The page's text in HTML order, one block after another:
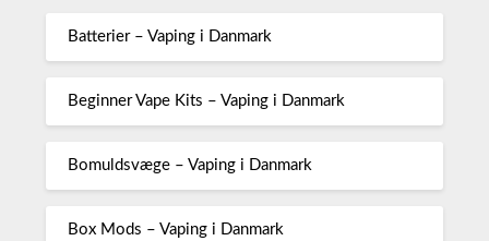
Batterier – Vaping i Danmark
Beginner Vape Kits – Vaping i Danmark
Bomuldsvæge – Vaping i Danmark
Box Mods – Vaping i Danmark